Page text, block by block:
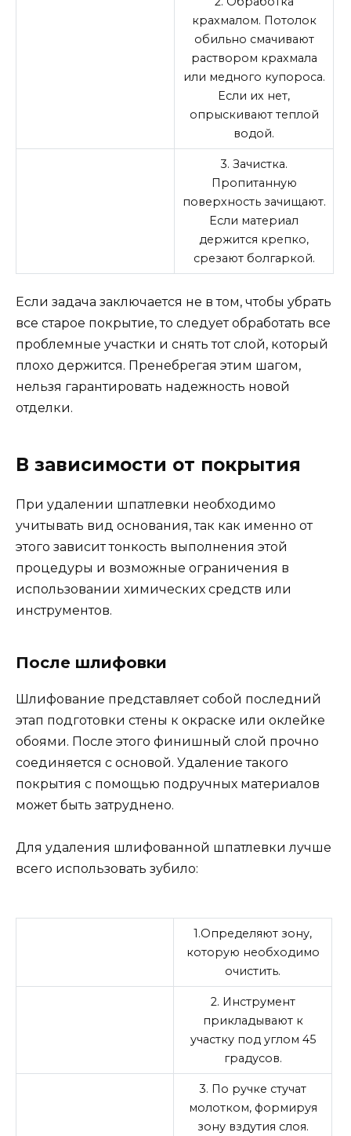
крахмалом. Потолок
обильно смачивают
раствором крахмала
или медного купороса.
Если их нет,
опрыскивают теплой
водой.
3. Зачистка.
Пропитанную
поверхность зачищают.
Если материал
держится крепко,
срезают болгаркой.
Если задача заключается не в том, чтобы убрать
все старое покрытие, то следует обработать все
проблемные участки и снять тот слой, который
плохо держится. Пренебрегая этим шагом,
нельзя гарантировать надежность новой
отделки.
В зависимости от покрытия
При удалении шпатлевки необходимо
учитывать вид основания, так как именно от
этого зависит тонкость выполнения этой
процедуры и возможные ограничения в
использовании химических средств или
инструментов.
После шлифовки
Шлифование представляет собой последний
этап подготовки стены к окраске или оклейке
обоями. После этого финишный слой прочно
соединяется с основой. Удаление такого
покрытия с помощью подручных материалов
может быть затруднено.
Для удаления шлифованной шпатлевки лучше
всего использовать зубило:
1.Определяют зону,
которую необходимо
очистить.
2. Инструмент
прикладывают к
участку под углом 45
градусов.
3. По ручке стучат
молотком, формируя
зону вздутия слоя.